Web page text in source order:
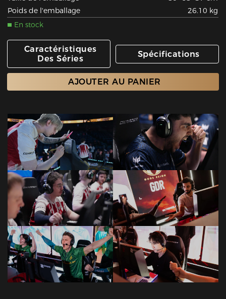
Poids de l'emballage
26.10 kg
En stock
Caractéristiques
Des Séries
Spécifications
AJOUTER AU PANIER